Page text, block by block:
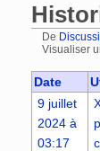
De
Visualiser
Date
9 juillet
2024 à
03:17